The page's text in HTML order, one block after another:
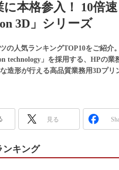
本格参入！ 10倍
3D」シリーズ
の人気ランキングTOP10をご紹介
technology」を採用する、HPの業
造形が行える高品質業務用3Dプリ
見る
ンキング